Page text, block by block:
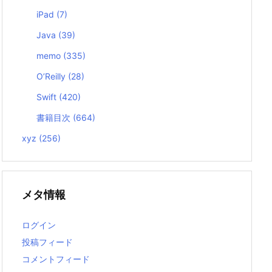
iPad (7)
Java (39)
memo (335)
O’Reilly (28)
Swift (420)
書籍目次 (664)
xyz (256)
メタ情報
ログイン
投稿フィード
コメントフィード